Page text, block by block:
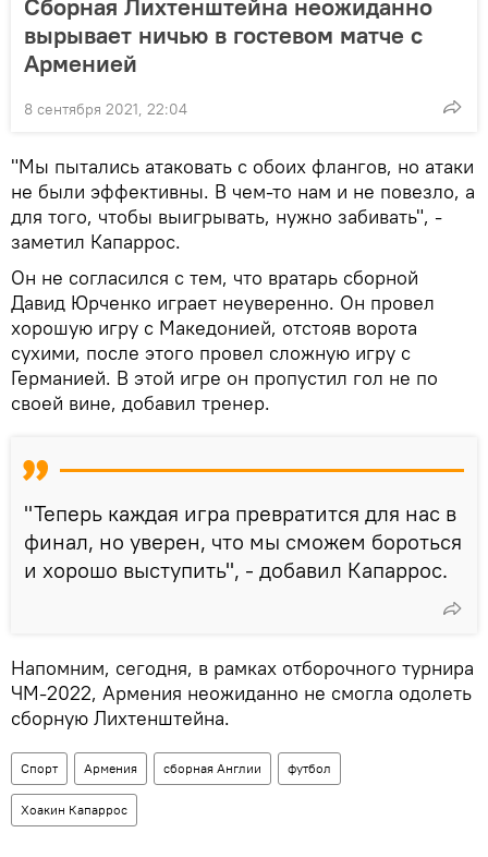
Сборная Лихтенштейна неожиданно
вырывает ничью в гостевом матче с
Арменией
8 сентября 2021, 22:04
"Мы пытались атаковать с обоих флангов, но атаки
не были эффективны. В чем-то нам и не повезло, а
для того, чтобы выигрывать, нужно забивать", -
заметил Капаррос.
Он не согласился с тем, что вратарь сборной
Давид Юрченко играет неуверенно. Он провел
хорошую игру с Македонией, отстояв ворота
сухими, после этого провел сложную игру с
Германией. В этой игре он пропустил гол не по
своей вине, добавил тренер.
"Теперь каждая игра превратится для нас в
финал, но уверен, что мы сможем бороться
и хорошо выступить", - добавил Капаррос.
Напомним, сегодня, в рамках отборочного турнира
ЧМ-2022, Армения неожиданно не смогла одолеть
сборную Лихтенштейна.
Спорт Армения сборная Англии футбол
Хоакин Капаррос